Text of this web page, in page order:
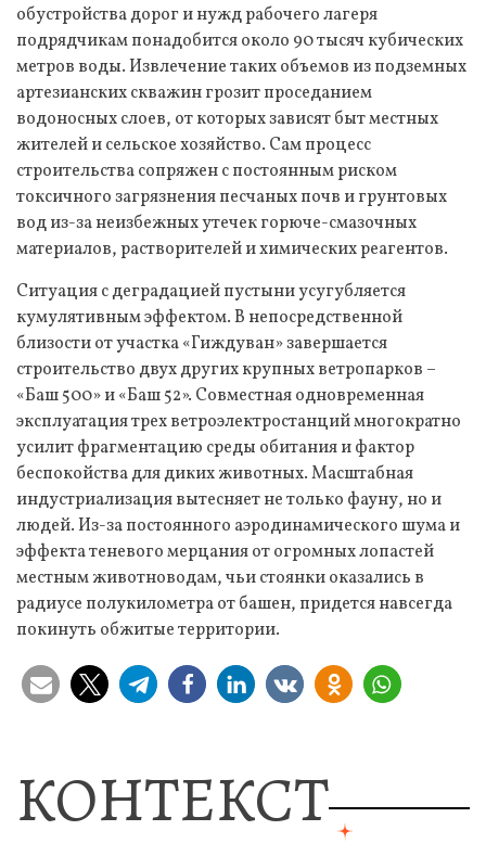
обустройства дорог и нужд рабочего лагеря
подрядчикам понадобится около 90 тысяч кубических
метров воды. Извлечение таких объемов из подземных
артезианских скважин грозит проседанием
водоносных слоев, от которых зависят быт местных
жителей и сельское хозяйство. Сам процесс
строительства сопряжен с постоянным риском
токсичного загрязнения песчаных почв и грунтовых
вод из-за неизбежных утечек горюче-смазочных
материалов, растворителей и химических реагентов.
Ситуация с деградацией пустыни усугубляется
кумулятивным эффектом. В непосредственной
близости от участка «Гиждуван» завершается
строительство двух других крупных ветропарков –
«Баш 500» и «Баш 52». Совместная одновременная
эксплуатация трех ветроэлектростанций многократно
усилит фрагментацию среды обитания и фактор
беспокойства для диких животных. Масштабная
индустриализация вытесняет не только фауну, но и
людей. Из-за постоянного аэродинамического шума и
эффекта теневого мерцания от огромных лопастей
местным животноводам, чьи стоянки оказались в
радиусе полукилометра от башен, придется навсегда
покинуть обжитые территории.
КОНТЕКСТ